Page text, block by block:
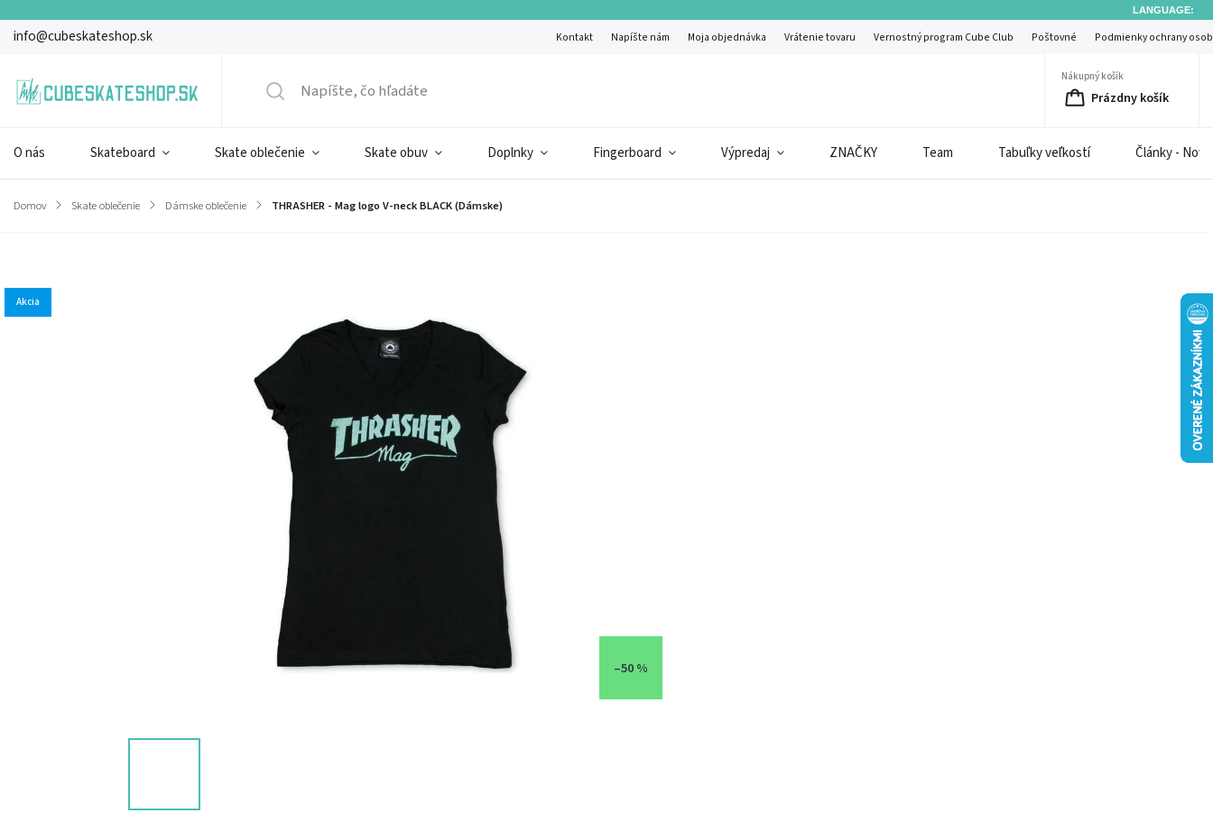
LANGUAGE:
info@cubeskateshop.sk Kontakt Napíšte nám Moja objednávka Vrátenie tovaru Vernostný program Cube Club Poštovné Podmienky ochrany
Nákupný košík
Prázdny košík
O nás Skateboard Skate oblečenie Skate obuv Doplnky Fingerboard Výpredaj ZNAČKY Team Tabuľky veľkostí Články -
Domov / Skate oblečenie / Dámske oblečenie / THRASHER - Mag logo V-neck BLACK (Dámske)
Akcia
–50 %